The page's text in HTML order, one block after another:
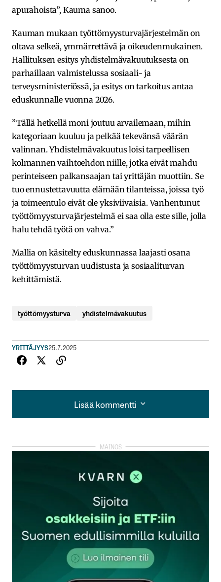
apurahoista”, Kauma sanoo.
Kauman mukaan työttömyysturvajärjestelmän on
oltava selkeä, ymmärrettävä ja oikeudenmukainen.
Hallituksen esitys yhdistelmävakuutuksesta on
parhaillaan valmistelussa sosiaali- ja
terveysministeriössä, ja esitys on tarkoitus antaa
eduskunnalle vuonna 2026.
”Tällä hetkellä moni joutuu arvailemaan, mihin
kategoriaan kuuluu ja pelkää tekevänsä väärän
valinnan. Yhdistelmävakuutus loisi tarpeellisen
kolmannen vaihtoehdon niille, jotka eivät mahdu
perinteiseen palkansaajan tai yrittäjän muottiin. Se
tuo ennustettavuutta elämään tilanteissa, joissa työ
ja toimeentulo eivät ole yksiviivaisia. Vanhentunut
työttömyysturvajärjestelmä ei saa olla este sille, jolla
halu tehdä työtä on vahva.”
Mallia on käsitelty eduskunnassa laajasti osana
työttömyysturvan uudistusta ja sosiaaliturvan
kehittämistä.
työttömyysturva yhdistelmävakuutus
YRITTÄJYYS25.7.2025
Lisää kommentti
Lisää kommentti
kirjautua
rekisteröityä
Sähköpostiosoitettasi ei julkaista.Pakolliset
kentät on merkitty*